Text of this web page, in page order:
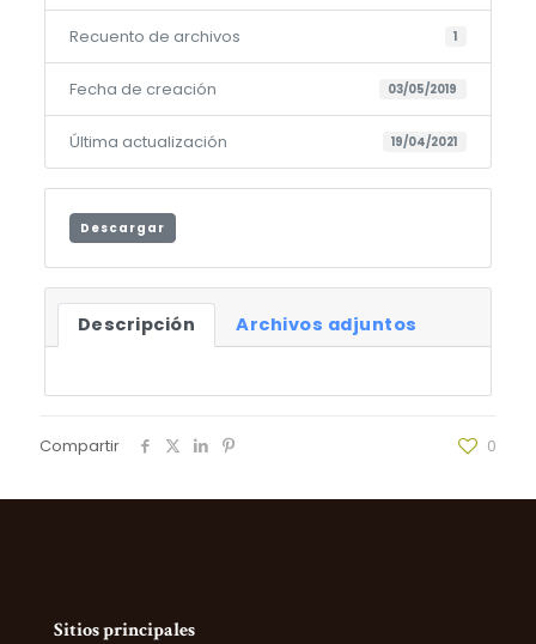
Recuento de archivos 1
Fecha de creación 03/05/2019
Última actualización 19/04/2021
Descargar
Descripción Archivos adjuntos
Compartir 0
Sitios principales